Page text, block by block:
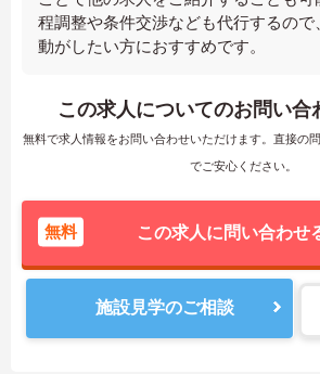
程調整や条件交渉なども代行するの
動がしたい方におすすめです。
この求人についてのお問い合
無料で求人情報をお問い合わせいただけます。直接の
でご安心ください。
無料 この求人に問い合わせ
施設見学のご相談